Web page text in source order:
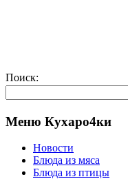
Поиск:
Меню Кухаро4ки
Новости
Блюда из мяса
Блюда из птицы